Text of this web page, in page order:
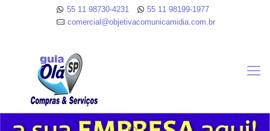
55 11 98730-4231
55 11 98199-1977
comercial@objetivacomunicamidia.com.br